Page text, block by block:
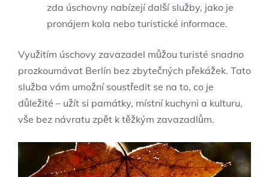
zda úschovny nabízejí další služby, jako je
pronájem kola nebo turistické informace.
Využitím úschovy zavazadel můžou turisté snadno
prozkoumávat Berlín bez zbytečných překážek. Tato
služba vám umožní soustředit se na to, co je
důležité – užít si památky, místní kuchyni a kulturu,
vše bez návratu zpět k těžkým zavazadlům.